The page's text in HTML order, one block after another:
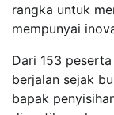
rangka untuk
mempunyai
Dari 153
berjalan sejak
bapak